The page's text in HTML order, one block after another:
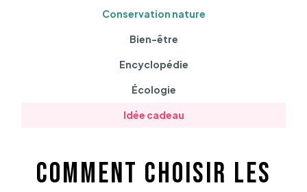
Conservation nature
Bien-être
Encyclopédie
Écologie
Idée cadeau
Comment choisir les